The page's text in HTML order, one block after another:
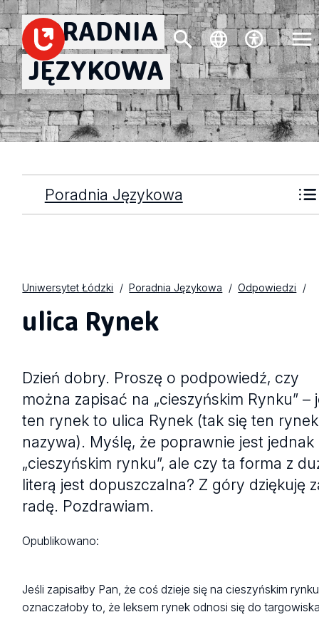
PORADNIA
JĘZYKOWA
Poradnia Językowa
Uniwersytet Łódzki Poradnia Językowa Odpowiedzi
ulica Rynek
Dzień dobry. Proszę o podpowiedź, czy
można zapisać na „cieszyńskim Rynku” –
ten rynek to ulica Rynek (tak się ten rynek
nazywa). Myślę, że poprawnie jest jednak
„cieszyńskim rynku”, ale czy ta forma z
literą jest dopuszczalna? Z góry dziękuję
radę. Pozdrawiam.
Opublikowano:
Jeśli zapisałby Pan, że coś dzieje się na cieszyńskim
oznaczałoby to, że leksem rynek odnosi się do